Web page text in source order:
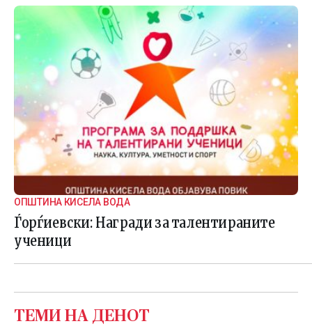
ОПШТИНА КИСЕЛА ВОДА
Ѓорѓиевски: Награди за талентираните
ученици
ТЕМИ НА ДЕНОТ